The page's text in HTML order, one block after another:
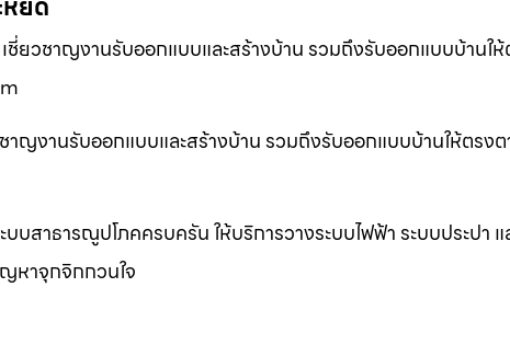
ยวชาญงานรับออกแบบและสร้างบ้าน รวมถึงรับออกแบบบ้านใ
าญงานรับออกแบบและสร้างบ้าน รวมถึงรับออกแบบบ้านให้ตรง
บสาธารณูปโภคครบครัน ให้บริการวางระบบไฟฟ้า ระบบประปา
หาจุกจิกกวนใจ